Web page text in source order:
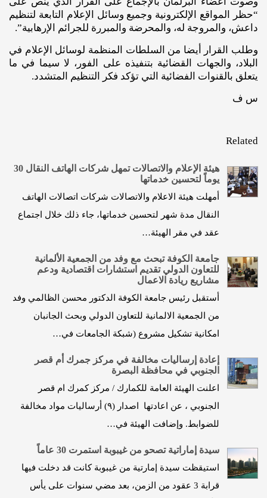
“حظر المواقع الإلكترونية وجميع وسائل الإعلام التابعة لتنظيم
داعش، والمروجة له، والمحرضة والمبررة للجرائم الإرهابية”.
وطلب القرار أيضا من السلطات المنظمة لوسائل الإعلام في
البلاد، والجهات القضائية بتنفيذه على الفور، لا سيما في ما
يتعلق بالقنوات الفضائية التي تؤكد فكر التنظيم المتشدد.
س ف
Related
هيئة الإعلام والاتصالات تمهل شركات الهاتف النقال 30
يوماً لتحسين خدماتها
أمهلت هيئة الاعلام والاتصالات شركات اتصالات الهاتف
النقال مدة شهر لتحسين خدماتها، جاء ذلك خلال اجتماع
عقد في مقر الهيئة…
جامعة الكوفة تبحث مع وفد من الجمعية الألمانية
للتعاون الدولي تقديم استشارات اقتصادية ودعم
مشاريع ريادة الاعمال
أستقبل رئيس جامعة الكوفة الدكتور محسن الظالمي وفد
من الجمعية الالمانية للتعاون الدولي وبحث الجانبان
امكانية تشكيل مشروع (شبكة الجامعات في…
إعادة إرساليات مخالفة في مركز جمرك أم قصر
الجنوبي في محافظة البصرة
اعلنت الهيئة العامة للكمارك / مركز كمرك ام قصر
الجنوبي ، عن اعادتها اصدار (٩) أرساليات مواد مخالفة
للضوابط. وإضافت الهيئة في…
سيدة إماراتية تصحو من غيبوبة استمرت 30 عاماً
استيقظت سيدة إمارتية من غيبوبة كانت قد دخلت فيها
قرابة 3 عقود من الزمن، بعد مضي سنوات على يأس